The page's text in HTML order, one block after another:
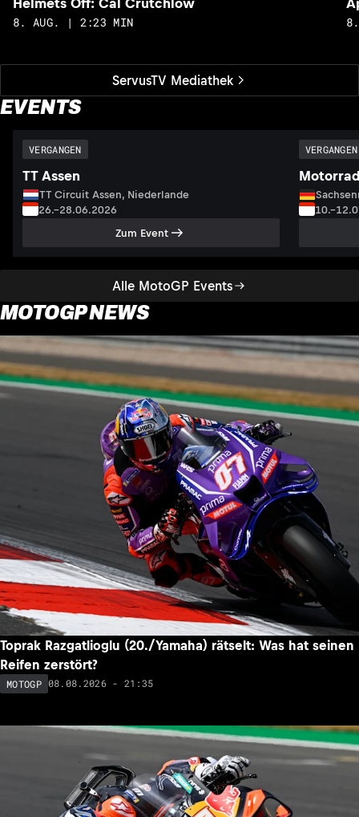
ServusTV Mediathek
Helmets Off: Cal Crutchlow
8. AUG. | 2:23 MIN
EVENTS
Alle MotoGP Events
VERGANGEN
TT Assen
TT Circuit Assen, Niederlande
26.–28.06.2026
Zum Event
VERGANGEN
MOTOGP NEWS
Toprak Razgatlioglu (20./Yamaha) rätselt: Was hat seinen
Reifen zerstört?
MOTOGP 08.08.2026 - 21:35